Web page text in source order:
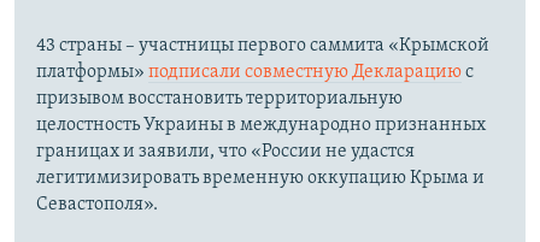
43 страны – участницы первого саммита «Крымской
платформы» подписали совместную Декларациюс
призывом восстановить территориальную
целостность Украины в международно признанных
границах и заявили, что «России не удастся
легитимизировать временную оккупацию Крыма и
Севастополя».